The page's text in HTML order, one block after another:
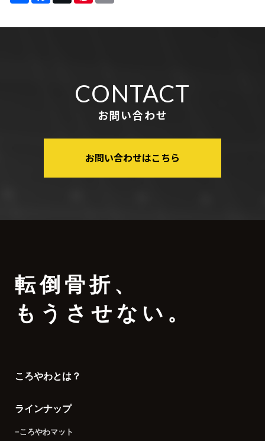
CONTACT
お問い合わせ
お問い合わせはこちら
転倒骨折 、
もうさせない。
ころやわとは？
ラインナップ
−ころやわマット